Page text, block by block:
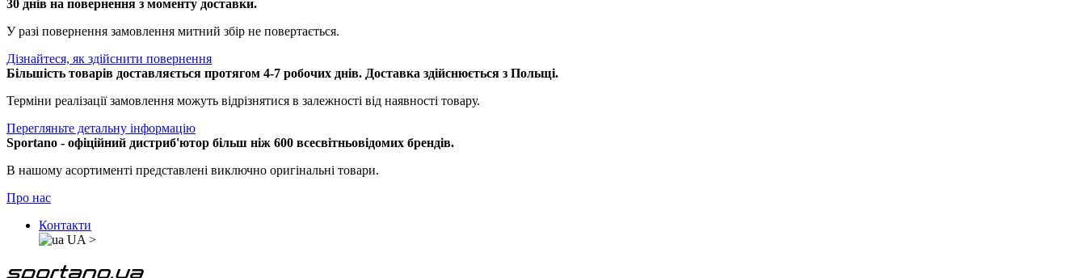
30 днів на повернення з моменту доставки.
У разі повернення замовлення митний збір не повертається.
Дізнайтеся, як здійснити повернення
Більшість товарів доставляється протягом 4-7 робочих днів. Доставка здійснюється з Польщі.
Терміни реалізації замовлення можуть відрізнятися в залежності від наявності товару.
Перегляньте детальну інформацію
Sportano - офіційний дистриб'ютор більш ніж 600 всесвітньовідомих брендів.
В нашому асортименті представлені виключно оригінальні товари.
Про нас
Контакти
UA >